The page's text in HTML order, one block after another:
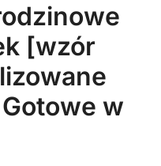
[wzór
w